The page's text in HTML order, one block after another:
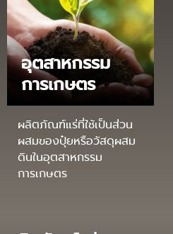
อุตสาหกรรม
การเกษตร
ผลิตภัณฑ์แร่ที่ใช้เป็นส่วน
ผสมของปุ๋ยหรือวัสดุผสม
ดินในอุตสาหกรรม
การเกษตร